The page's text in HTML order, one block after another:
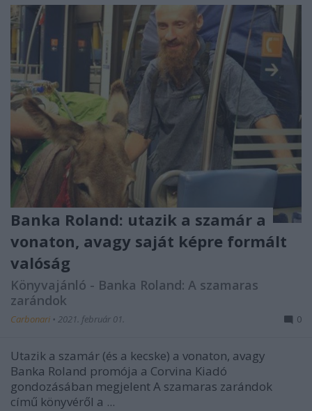
Banka Roland: utazik a szamár a
vonaton, avagy saját képre formált
valóság
Könyvajánló - Banka Roland: A szamaras
zarándok
Carbonari • 2021. február 01. 0
Utazik a szamár (és a kecske) a vonaton, avagy
Banka Roland promója a Corvina Kiadó
gondozásában megjelent A szamaras zarándok
című könyvéről a ...